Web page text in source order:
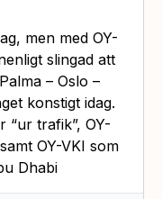
men med OY-
slingad att
– Oslo –
konstigt idag.
“ur trafik”, OY-
OY-VKI som
Dhabi